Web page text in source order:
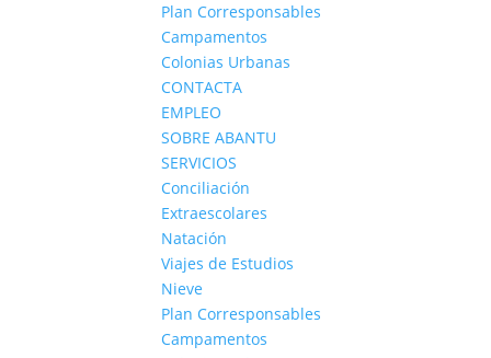
Plan Corresponsables
Campamentos
Colonias Urbanas
CONTACTA
EMPLEO
SOBRE ABANTU
SERVICIOS
Conciliación
Extraescolares
Natación
Viajes de Estudios
Nieve
Plan Corresponsables
Campamentos